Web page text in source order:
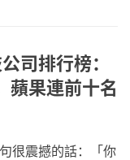
司排行榜：
蘋果連前十名
很震撼的話：「你